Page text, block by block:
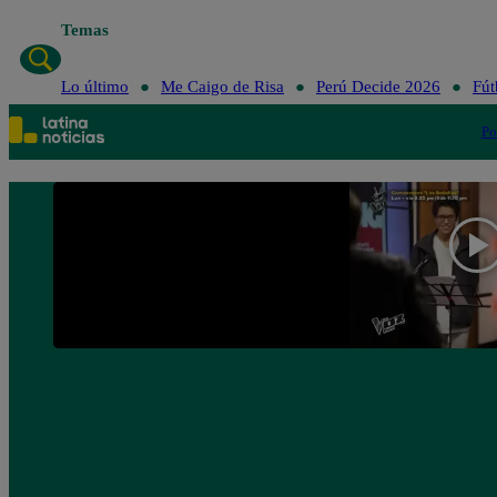
Temas
Lo último Me Caigo de Risa Perú Decide 2026